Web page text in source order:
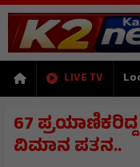
LIVE TV
67
ವಿಮಾನ ಪತನ..